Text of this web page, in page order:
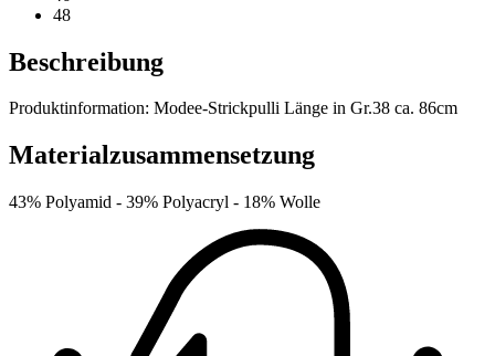
48
Beschreibung
Produktinformation: Modee-Strickpulli Länge in Gr.38 ca. 86cm
Materialzusammensetzung
43% Polyamid - 39% Polyacryl - 18% Wolle